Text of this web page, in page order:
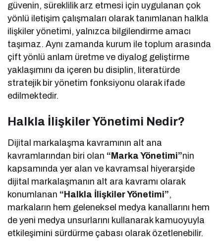
güvenin, süreklilik arz etmesi için uygulanan çok
yönlü iletişim çalışmaları olarak tanımlanan halkla
ilişkiler yönetimi, yalnızca bilgilendirme amacı
taşımaz. Aynı zamanda kurum ile toplum arasında
çift yönlü anlam üretme ve diyalog geliştirme
yaklaşımını da içeren bu disiplin, literatürde
stratejik bir yönetim fonksiyonu olarak ifade
edilmektedir.
Halkla İlişkiler Yönetimi Nedir?
Dijital markalaşma kavramının alt ana
kavramlarından biri olan “Marka Yönetimi”nin
kapsamında yer alan ve kavramsal hiyerarşide
dijital markalaşmanın alt ara kavramı olarak
konumlanan “Halkla İlişkiler Yönetimi”,
markaların hem geleneksel medya kanallarını hem
de yeni medya unsurlarını kullanarak kamuoyuyla
etkileşimini sürdürme çabası olarak özetlenebilir.